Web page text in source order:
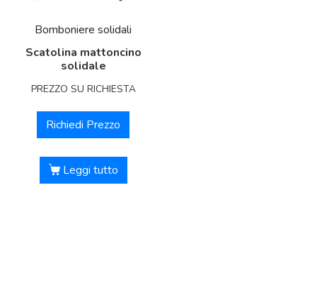
Bomboniere solidali
Scatolina mattoncino
solidale
PREZZO SU RICHIESTA
Richiedi Prezzo
Leggi tutto